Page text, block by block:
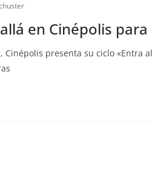
en Cinépolis
Cinépolis presenta su ciclo «Entra